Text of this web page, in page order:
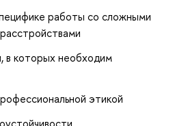
работы со сложными
в которых необходим
этикой